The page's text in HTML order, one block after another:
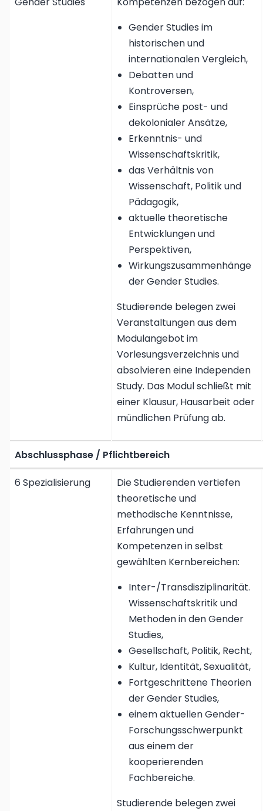
Gender Studies im
historischen und
internationalen Vergleich,
Debatten und
Kontroversen,
Einsprüche post- und
dekolonialer Ansätze,
Erkenntnis- und
Wissenschaftskritik,
das Verhältnis von
Wissenschaft, Politik und
Pädagogik,
aktuelle theoretische
Entwicklungen und
Perspektiven,
Wirkungszusammenhänge
der Gender Studies.
Studierende belegen zwei
Veranstaltungen aus dem
Modulangebot im
Vorlesungsverzeichnis und
absolvieren eine Independen
Study. Das Modul schließt mit
einer Klausur, Hausarbeit oder
mündlichen Prüfung ab.
Abschlussphase / Pflichtbereich
6 Spezialisierung
Die Studierenden vertiefen
theoretische und
methodische Kenntnisse,
Erfahrungen und
Kompetenzen in selbst
gewählten Kernbereichen:
Inter-/Transdisziplinarität.
Wissenschaftskritik und
Methoden in den Gender
Studies,
Gesellschaft, Politik, Recht,
Kultur, Identität, Sexualität,
Fortgeschrittene Theorien
der Gender Studies,
einem aktuellen Gender-
Forschungsschwerpunkt
aus einem der
kooperierenden
Fachbereiche.
Studierende belegen zwei